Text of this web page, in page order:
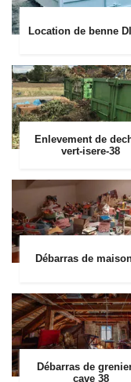
Location de benne
Enlevement de
vert-isere-38
Débarras de
Débarras de
cave 38